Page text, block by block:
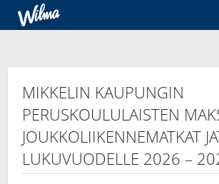
MIKKELIN KAUPUNGIN
PERUSKOULULAISTEN
JOUKKOLIIKENNEMATKAT
LUKUVUODELLE 2026 –